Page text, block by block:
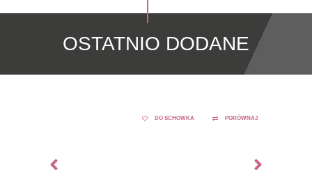
OSTATNIO DODANE
DO SCHOWKA PORÓWNAJ